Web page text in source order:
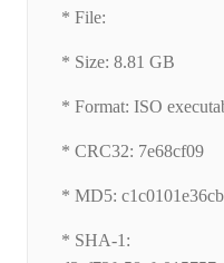
* File:
* Size: 8.81 GB
* Format: ISO
* CRC32: 7e68cf09
* MD5:
* SHA-1: